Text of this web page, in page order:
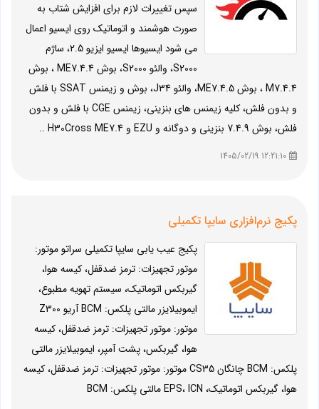
سپس تغییرات لازم برای افزایش شتاب به
صورت هوشمند و اتوماتیک روی ایسیو اعمال
می شود ایسیوها ایسیو ایزیو 2.5، ساژم
S2000، والئو S2000، بوش ME7.4.4 ، بوش
M7.4.4 ، بوش ME7.4.5، والئو J34، بوش و زیمنس SSAT با فلش
و بدون فلش، کلیه زیمنس های بنزینی، زیمنس CGE با فلش و بدون
فلش، بوش 7.4.9 بنزینی و دوگانه و EZU و H30Cross ME7.4 ..
پکیج نرم‌افزاری سایپا تکمیلی
پکیج عیب یابی سایپا تکمیلی سراتو موتور:
موتور تجهیزات: ترمز ضدقفل، کیسه هوا،
گیربکس اتوماتیک، سیستم تهویه مطبوع،
ایموبیلایزر مالتی پلکس: BCM آریو Z300
موتور: موتور تجهیزات: ترمز ضدقفل، کیسه
هوا، گیربکس، پشت آمپر، ایموبیلایزر مالتی
پلکس: BCM چانگان CS35 موتور: موتور تجهیزات: ترمز ضدقفل، کیسه
هوا، گیربکس اتوماتیک، EPS، ICN مالتی پلکس: BCM